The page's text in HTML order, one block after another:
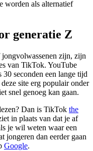
worden als alternatief
generatie Z
jongvolwassenen zijn, zijn
van TikTok. YouTube
seconden een lange tijd
site erg populair onder
snel genoeg kan gaan.
Dan is TikTok the
in plaats van dat je af
je wil weten waar een
jongeren dan eerder gaan
Google.